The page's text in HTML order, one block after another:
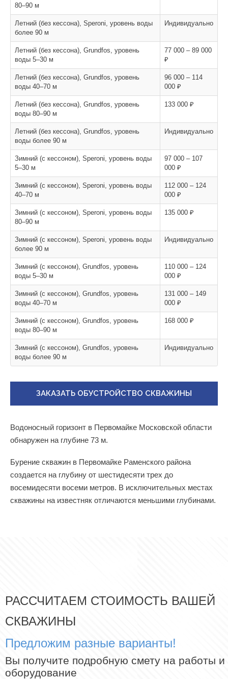
80–90 м
Летний (без кессона), Speroni, уровень воды
более 90 м
Индивидуально
Летний (без кессона), Grundfos, уровень
воды 5–30 м
77 000 – 89 000
₽
Летний (без кессона), Grundfos, уровень
воды 40–70 м
96 000 – 114
000 ₽
Летний (без кессона), Grundfos, уровень
воды 80–90 м
133 000 ₽
Летний (без кессона), Grundfos, уровень
воды более 90 м
Индивидуально
Зимний (с кессоном), Speroni, уровень воды
5–30 м
97 000 – 107
000 ₽
Зимний (с кессоном), Speroni, уровень воды
40–70 м
112 000 – 124
000 ₽
Зимний (с кессоном), Speroni, уровень воды
80–90 м
135 000 ₽
Зимний (с кессоном), Speroni, уровень воды
более 90 м
Индивидуально
Зимний (с кессоном), Grundfos, уровень
воды 5–30 м
110 000 – 124
000 ₽
Зимний (с кессоном), Grundfos, уровень
воды 40–70 м
131 000 – 149
000 ₽
Зимний (с кессоном), Grundfos, уровень
воды 80–90 м
168 000 ₽
Зимний (с кессоном), Grundfos, уровень
воды более 90 м
Индивидуально
ЗАКАЗАТЬ ОБУСТРОЙСТВО СКВАЖИНЫ
Водоносный горизонт в Первомайке Московской области
обнаружен на глубине 73 м.
Бурение скважин в Первомайке Раменского района
создается на глубину от шестидесяти трех до
восемидесяти восеми метров. В исключительных местах
скважины на известняк отличаются меньшими глубинами.
РАССЧИТАЕМ СТОИМОСТЬ ВАШЕЙ
СКВАЖИНЫ
Предложим разные варианты!
Вы получите подробную смету на работы и
оборудование